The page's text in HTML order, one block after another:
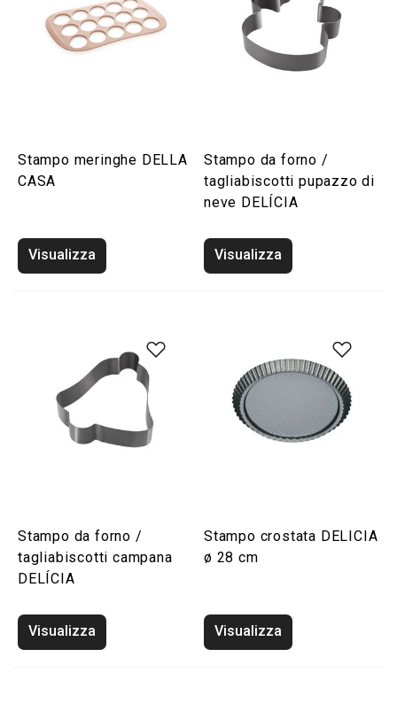
Stampo meringhe DELLA
CASA
Visualizza
Stampo da forno /
tagliabiscotti pupazzo di
neve DELÍCIA
Visualizza
Stampo da forno /
tagliabiscotti campana
DELÍCIA
Visualizza
Stampo crostata DELICIA
ø 28 cm
Visualizza